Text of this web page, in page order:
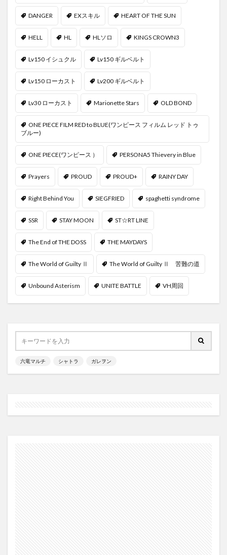
DANGER EXスキル HEART OF THE SUN
HELL HL HLソロ KINGS CROWN3
Lv150 イシュクル Lv150 ギルベルト
Lv150 ローカスト Lv200 ギルベルト
Lv30 ローカスト Marionette Stars OLD BOND
ONE PIECE FILM RED to BLUE(ワンピース フィルム レッド トゥ
ブルー)
ONE PIECE(ワンピース ） PERSONA5 Thievery in Blue
Prayers PROUD PROUD+ RAINY DAY
Right Behind You SIEGFRIED spaghetti syndrome
SSR STAY MOON ST☆RT LINE
The End of THE DOSS THE MAYDAYS
The World of Guilty Ⅱ The World of Guilty Ⅱ 苦難の道
Unbound Asterism UNITE BATTLE VH周回
六竜マルチ シャトラ ガレヲン